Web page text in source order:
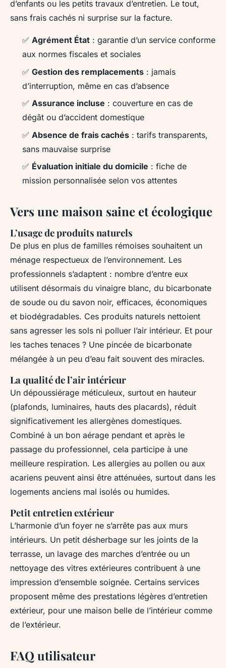
d’enfants ou les petits travaux d’entretien. Le tout,
sans frais cachés ni surprise sur la facture.
✅ Agrément État : garantie d’un service conforme
aux normes fiscales et sociales
✅ Gestion des remplacements : jamais
d’interruption, même en cas d’absence
✅ Assurance incluse : couverture en cas de
dégât ou d’accident domestique
✅ Absence de frais cachés : tarifs transparents,
sans mauvaise surprise
✅ Évaluation initiale du domicile : fiche de
mission personnalisée selon vos attentes
Vers une maison saine et écologique
L’usage de produits naturels
De plus en plus de familles rémoises souhaitent un
ménage respectueux de l’environnement. Les
professionnels s’adaptent : nombre d’entre eux
utilisent désormais du vinaigre blanc, du bicarbonate
de soude ou du savon noir, efficaces, économiques
et biodégradables. Ces produits naturels nettoient
sans agresser les sols ni polluer l’air intérieur. Et pour
les taches tenaces ? Une pincée de bicarbonate
mélangée à un peu d’eau fait souvent des miracles.
La qualité de l’air intérieur
Un dépoussiérage méticuleux, surtout en hauteur
(plafonds, luminaires, hauts des placards), réduit
significativement les allergènes domestiques.
Combiné à un bon aérage pendant et après le
passage du professionnel, cela participe à une
meilleure respiration. Les allergies au pollen ou aux
acariens peuvent ainsi être atténuées, surtout dans les
logements anciens mal isolés ou humides.
Petit entretien extérieur
L’harmonie d’un foyer ne s’arrête pas aux murs
intérieurs. Un petit désherbage sur les joints de la
terrasse, un lavage des marches d’entrée ou un
nettoyage des vitres extérieures contribuent à une
impression d’ensemble soignée. Certains services
proposent même des prestations légères d’entretien
extérieur, pour une maison belle de l’intérieur comme
de l’extérieur.
FAQ utilisateur